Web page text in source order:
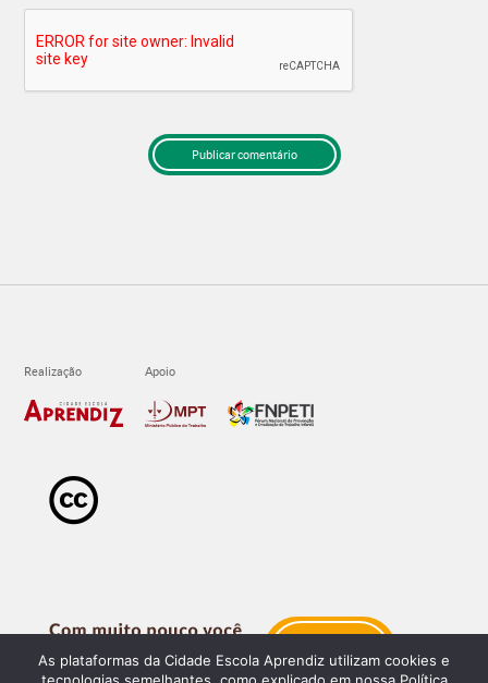
As plataformas da Cidade Escola Aprendiz utilizam cookies e